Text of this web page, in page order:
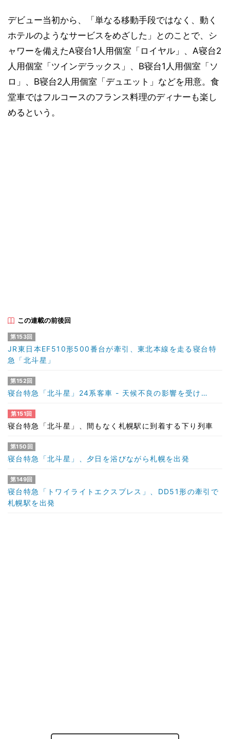
デビュー当初から、「単なる移動手段ではなく、動く
ホテルのようなサービスをめざした」とのことで、シ
ャワーを備えたA寝台1人用個室「ロイヤル」、A寝台2
人用個室「ツインデラックス」、B寝台1人用個室「ソ
ロ」、B寝台2人用個室「デュエット」などを用意。食
堂車ではフルコースのフランス料理のディナーも楽し
めるという。
この連載の前後回
第153回
JR東日本EF510形500番台が牽引、東北本線を走る寝台特
急「北斗星」
第152回
寝台特急「北斗星」24系客車 - 天候不良の影響を受け…
第151回
寝台特急「北斗星」、間もなく札幌駅に到着する下り列車
第150回
寝台特急「北斗星」、夕日を浴びながら札幌を出発
第149回
寝台特急「トワイライトエクスプレス」、DD51形の牽引で
札幌駅を出発